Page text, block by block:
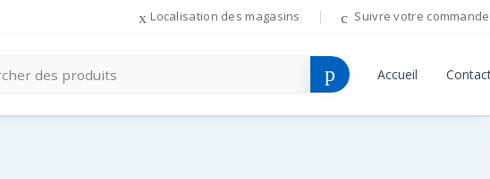
Localisation des magasins Suivre votre commande
Accueil